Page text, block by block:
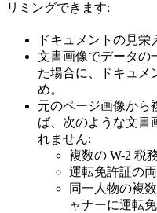
リミングできます:
ドキュメントの見栄
文書画像でデータの
た場合に、ドキュメ
め。
元のページ画像から
ば、次のような文書
れません:
複数の W-2 税
運転免許証の
同一人物の複
ャナーに運転